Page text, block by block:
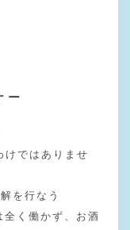
ー
けではありませ
を行なう
く働かず、お酒